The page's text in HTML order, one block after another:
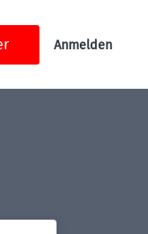
Anmelden